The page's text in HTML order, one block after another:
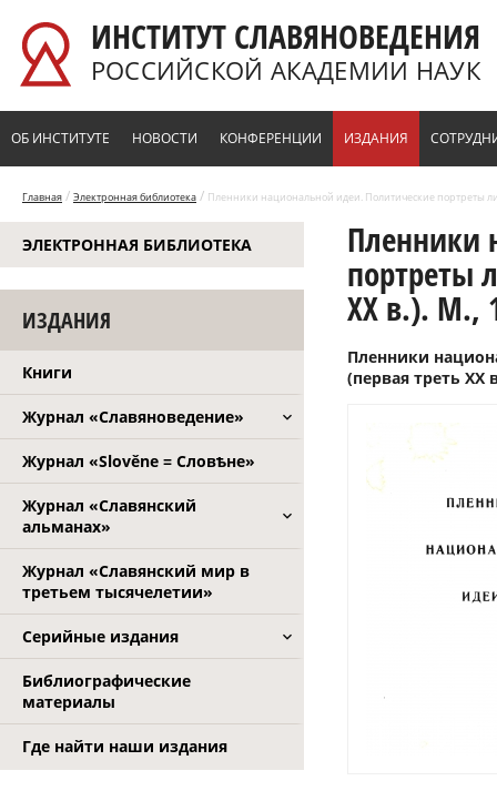
ИНСТИТУТ СЛАВЯНОВЕДЕНИЯ
РОССИЙСКОЙ АКАДЕМИИ НАУК
ОБ ИНСТИТУТЕ НОВОСТИ КОНФЕРЕНЦИИ ИЗДАНИЯ
Главная / Электронная библиотека / Пленники национальной идеи. Политические портреты
ЭЛЕКТРОННАЯ БИБЛИОТЕКА
ИЗДАНИЯ
Книги
Журнал «Славяноведение»
Журнал «Slověne = Словѣне»
Журнал «Славянский
альманах»
Журнал «Славянский мир в
третьем тысячелетии»
Серийные издания
Библиографические
материалы
Где найти наши издания
Пленники
портреты
XX в.). М.,
Пленники
(первая треть XX